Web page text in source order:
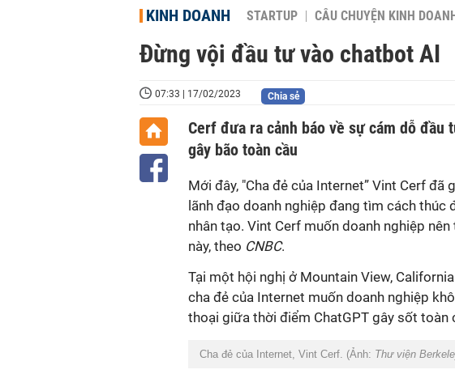
KINH DOANH STARTUP CÂU CHUYỆN KINH DOANH
Đừng vội đầu tư vào chatbot AI
07:33 | 17/02/2023 Chia sẻ
Cerf đưa ra cảnh báo về sự cám dỗ đầu
gây bão toàn cầu
Mới đây, "Cha đẻ của Internet” Vint Cerf
lãnh đạo doanh nghiệp đang tìm cách
nhân tạo. Vint Cerf muốn doanh nghiệp
này, theo CNBC.
Tại một hội nghị ở Mountain View,
cha đẻ của Internet muốn doanh nghiệp
thoại giữa thời điểm ChatGPT gây sốt toàn
Cha đẻ của Internet, Vint Cerf. (Ảnh: Thư viện